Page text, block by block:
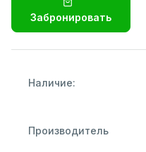
Забронировать
Наличие:
Производитель